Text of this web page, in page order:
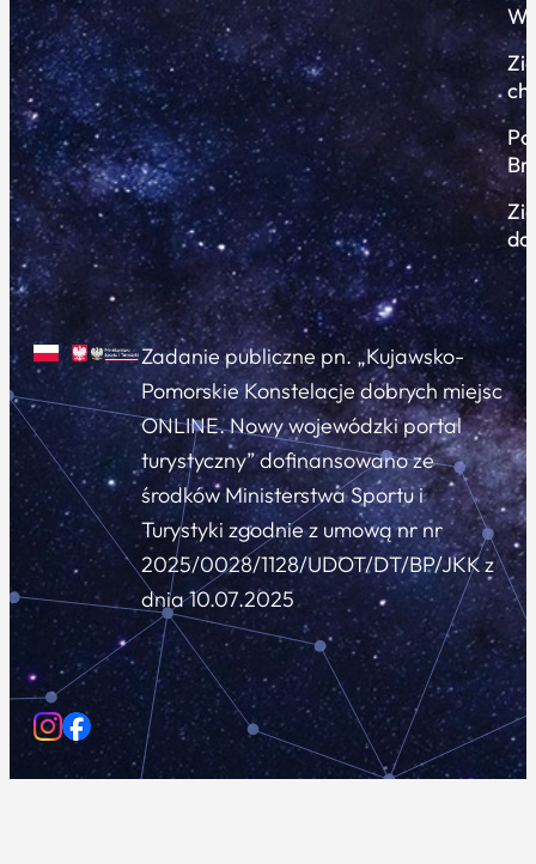
Zadanie publiczne pn. „Kujawsko-
Pomorskie Konstelacje dobrych miejsc
ONLINE. Nowy wojewódzki portal
turystyczny” dofinansowano ze
środków Ministerstwa Sportu i
Turystyki zgodnie z umową nr nr
2025/0028/1128/UDOT/DT/BP/JKK z
dnia 10.07.2025